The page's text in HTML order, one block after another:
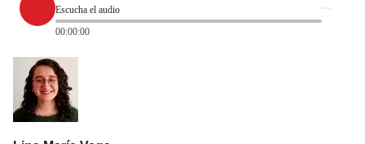
Escucha el audio
00:00:00